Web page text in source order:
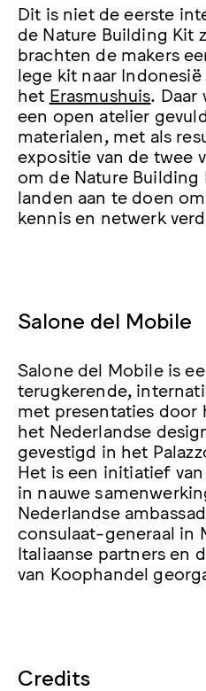
Dit is niet de eerste
de Nature Building Kit
brachten de makers
lege kit naar
het Erasmushuis .
een open atelier
materialen, met als
expositie van de twee
om de Nature Building
landen aan te doen
kennis en netwerk
Salone del Mobile
Salone del Mobile is
terugkerende,
met presentaties door
het Nederlandse
gevestigd in het
Het is een initiatief
in nauwe
Nederlandse
consulaat-generaal in
Italiaanse partners en
van Koophandel
Credits